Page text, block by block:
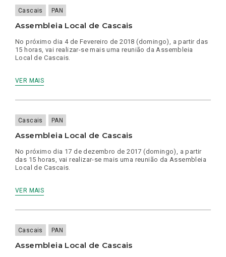
Cascais PAN
Assembleia Local de Cascais
No próximo dia 4 de Fevereiro de 2018 (domingo), a partir das
15 horas, vai realizar-se mais uma reunião da Assembleia
Local de Cascais.
VER MAIS
Cascais PAN
Assembleia Local de Cascais
No próximo dia 17 de dezembro de 2017 (domingo), a partir
das 15 horas, vai realizar-se mais uma reunião da Assembleia
Local de Cascais.
VER MAIS
Cascais PAN
Assembleia Local de Cascais